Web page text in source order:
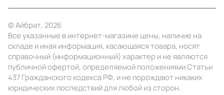
© Айбрат, 2026
Все указанные в интернет-магазине цены, наличие на
складе и иная информация, касающаяся товара, носят
справочный (информационный) характер и не являются
публичной офертой, определяемой положениями Статьи
437 Гражданского кодекса РФ, и не порождают никаких
юридических последствий для любой из сторон.